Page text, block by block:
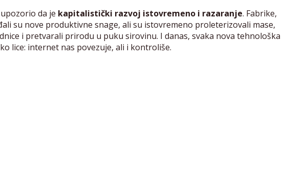
da je kapitalistički razvoj istovremeno i razaranje. Fabrike,
su nove produktivne snage, ali su istovremeno proleterizovali mase,
i pretvarali prirodu u puku sirovinu. I danas, svaka nova tehnološka
lice: internet nas povezuje, ali i kontroliše.